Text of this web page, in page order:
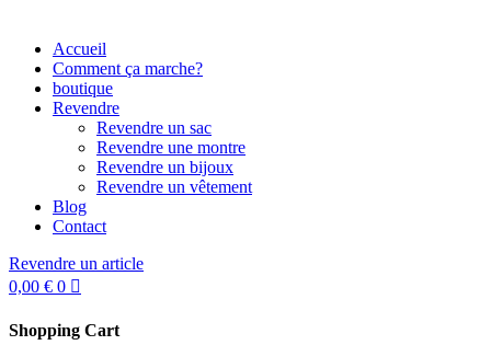
Accueil
Comment ça marche?
boutique
Revendre
Revendre un sac
Revendre une montre
Revendre un bijoux
Revendre un vêtement
Blog
Contact
Revendre un article
0,00 € 0
Shopping Cart